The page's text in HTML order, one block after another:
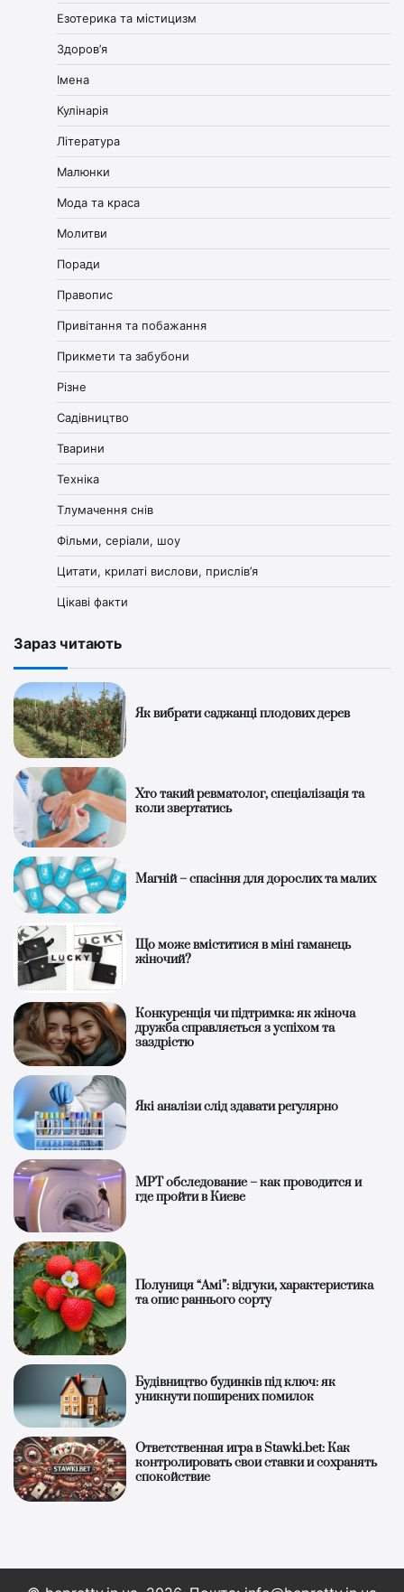
Езотерика та містицизм
Здоров’я
Імена
Кулінарія
Література
Малюнки
Мода та краса
Молитви
Поради
Правопис
Привітання та побажання
Прикмети та забубони
Різне
Садівництво
Тварини
Техніка
Тлумачення снів
Фільми, серіали, шоу
Цитати, крилаті вислови, прислів’я
Цікаві факти
Зараз читають
Як вибрати саджанці плодових дерев
Хто такий ревматолог, спеціалізація та
коли звертатись
Магній – спасіння для дорослих та малих
Що може вміститися в міні гаманець
жіночий?
Конкуренція чи підтримка: як жіноча
дружба справляється з успіхом та
заздрістю
Які аналізи слід здавати регулярно
МРТ обследование – как проводится и
где пройти в Киеве
Полуниця “Амі”: відгуки, характеристика
та опис раннього сорту
Будівництво будинків під ключ: як
уникнути поширених помилок
Ответственная игра в Stawki.bet: Как
контролировать свои ставки и сохранять
спокойствие